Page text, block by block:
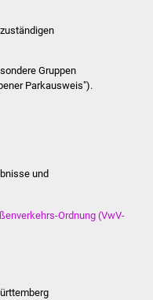
und Parteien
Gruppen
Parkausweis").
und
Ordnung (VwV-